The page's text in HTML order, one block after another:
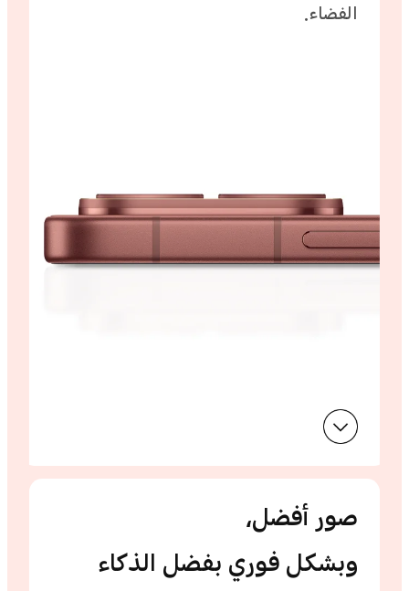
الفضاء.‬
صور أفضل،
وبشكل فوري بفضل الذكاء